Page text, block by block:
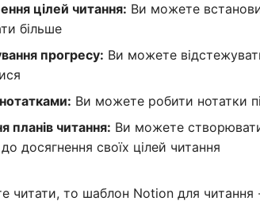
цілей читання: Ви можете
більше
прогресу: Ви можете
Ви можете робити нотатки
планів читання: Ви можете
досягнення своїх цілей читання
читати, то шаблон Notion для читання